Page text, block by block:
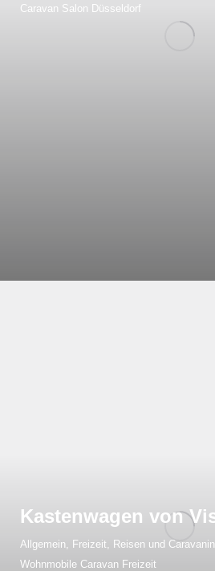
Caravan Salon Düsseldorf
Kastenwagen von
Allgemein Freizeit, Reisen und
Wohnmobile Caravan Freizeit